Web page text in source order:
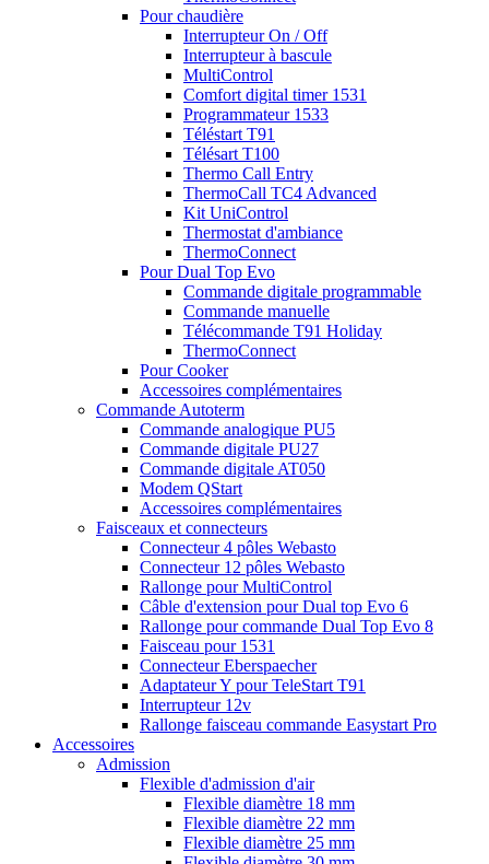
Pour chaudière
Interrupteur On / Off
Interrupteur à bascule
MultiControl
Comfort digital timer 1531
Programmateur 1533
Téléstart T91
Télésart T100
Thermo Call Entry
ThermoCall TC4 Advanced
Kit UniControl
Thermostat d'ambiance
ThermoConnect
Pour Dual Top Evo
Commande digitale programmable
Commande manuelle
Télécommande T91 Holiday
ThermoConnect
Pour Cooker
Accessoires complémentaires
Commande Autoterm
Commande analogique PU5
Commande digitale PU27
Commande digitale AT050
Modem QStart
Accessoires complémentaires
Faisceaux et connecteurs
Connecteur 4 pôles Webasto
Connecteur 12 pôles Webasto
Rallonge pour MultiControl
Câble d'extension pour Dual top Evo 6
Rallonge pour commande Dual Top Evo 8
Faisceau pour 1531
Connecteur Eberspaecher
Adaptateur Y pour TeleStart T91
Interrupteur 12v
Rallonge faisceau commande Easystart Pro
Accessoires
Admission
Flexible d'admission d'air
Flexible diamètre 18 mm
Flexible diamètre 22 mm
Flexible diamètre 25 mm